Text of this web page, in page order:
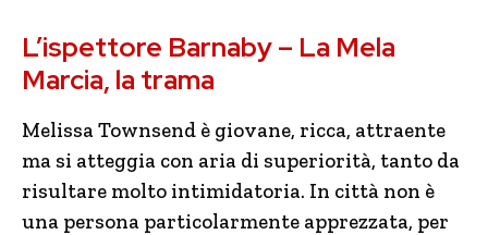
L’ispettore Barnaby – La Mela
Marcia, la trama
Melissa Townsend è giovane, ricca, attraente
ma si atteggia con aria di superiorità, tanto da
risultare molto intimidatoria. In città non è
una persona particolarmente apprezzata, per